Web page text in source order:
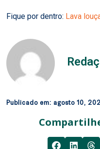
Fique por dentro: Lava
Publicado em:agosto 10,